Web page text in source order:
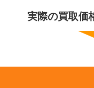
実際の買取価